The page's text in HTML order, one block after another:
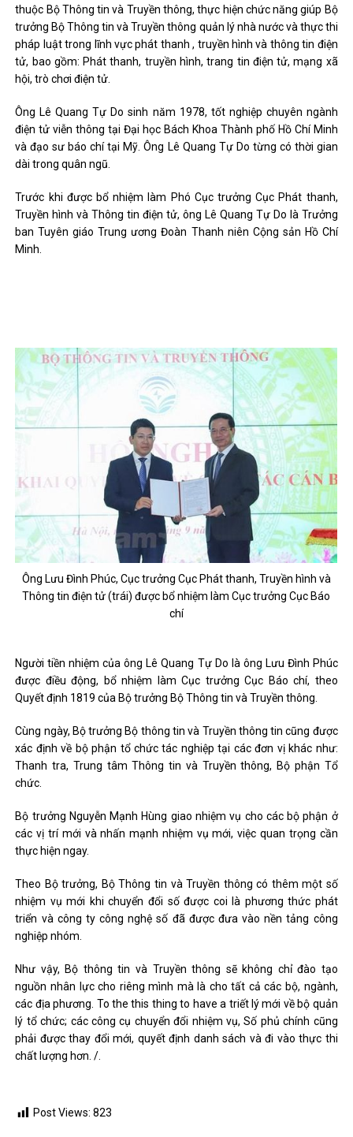
thuộc Bộ Thông tin và Truyền thông, thực hiện chức năng giúp Bộ
trưởng Bộ Thông tin và Truyền thông quản lý nhà nước và thực thi
pháp luật trong lĩnh vực phát thanh , truyền hình và thông tin điện
tử, bao gồm: Phát thanh, truyền hình, trang tin điện tử, mạng xã
hội, trò chơi điện tử.
Ông Lê Quang Tự Do sinh năm 1978, tốt nghiệp chuyên ngành
điện tử viễn thông tại Đại học Bách Khoa Thành phố Hồ Chí Minh
và đạo sư báo chí tại Mỹ. Ông Lê Quang Tự Do từng có thời gian
dài trong quân ngũ.
Trước khi được bổ nhiệm làm Phó Cục trưởng Cục Phát thanh,
Truyền hình và Thông tin điện tử, ông Lê Quang Tự Do là Trưởng
ban Tuyên giáo Trung ương Đoàn Thanh niên Cộng sản Hồ Chí
Minh.
Ông Lưu Đình Phúc, Cục trưởng Cục Phát thanh, Truyền hình và
Thông tin điện tử (trái) được bổ nhiệm làm Cục trưởng Cục Báo
chí
Người tiền nhiệm của ông Lê Quang Tự Do là ông Lưu Đình Phúc
được điều động, bổ nhiệm làm Cục trưởng Cục Báo chí, theo
Quyết định 1819 của Bộ trưởng Bộ Thông tin và Truyền thông.
Cùng ngày, Bộ trưởng Bộ thông tin và Truyền thông tin cũng được
xác định về bộ phận tổ chức tác nghiệp tại các đơn vị khác như:
Thanh tra, Trung tâm Thông tin và Truyền thông, Bộ phận Tổ
chức.
Bộ trưởng Nguyễn Mạnh Hùng giao nhiệm vụ cho các bộ phận ở
các vị trí mới và nhấn mạnh nhiệm vụ mới, việc quan trọng cần
thực hiện ngay.
Theo Bộ trưởng, Bộ Thông tin và Truyền thông có thêm một số
nhiệm vụ mới khi chuyển đổi số được coi là phương thức phát
triển và công ty công nghệ số đã được đưa vào nền tảng công
nghiệp nhóm.
Như vậy, Bộ thông tin và Truyền thông sẽ không chỉ đào tạo
nguồn nhân lực cho riêng mình mà là cho tất cả các bộ, ngành,
các địa phương. To the this thing to have a triết lý mới về bộ quản
lý tổ chức; các công cụ chuyển đổi nhiệm vụ, Số phủ chính cũng
phải được thay đổi mới, quyết định danh sách và đi vào thực thi
chất lượng hơn. /.
Post Views: 823